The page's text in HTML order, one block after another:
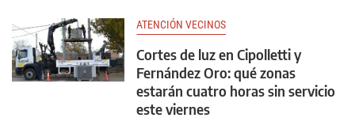
ATENCIÓN VECINOS
Cortes de luz en Cipolletti y
Fernández Oro: qué zonas
estarán cuatro horas sin servicio
este viernes